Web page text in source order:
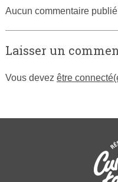
Aucun commentaire
Laisser un
Vous devez être